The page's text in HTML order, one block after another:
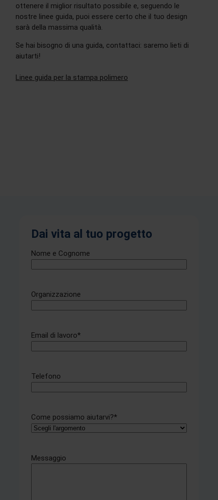
ottenere il miglior risultato possibile e, seguendo le
nostre linee guida, puoi essere certo che il tuo design
sarà della massima qualità.
Se hai bisogno di una guida, contattaci: saremo lieti di
aiutarti!
Linee guida per la stampa polimero
Dai vita al tuo progetto
Nome e Cognome
Organizzazione
Email di lavoro*
Telefono
Come possiamo aiutarvi?*
Messaggio